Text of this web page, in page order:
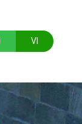
VI